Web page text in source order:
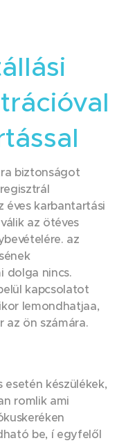
biztonságot
éves karbantartási
az ötéves
az
dolga nincs.
kapcsolatot
lemondhatjaa,
az ön számára.
esetén készülékek,
romlik ami
be, í egyfelől